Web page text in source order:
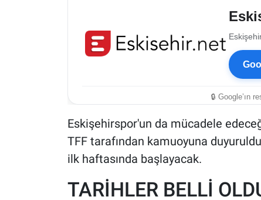
🔒 Google’ın
Eskişehirspor'un da mücadele
TFF tarafından kamuoyuna
ilk haftasında başlayacak.
TARİHLER BELLİ